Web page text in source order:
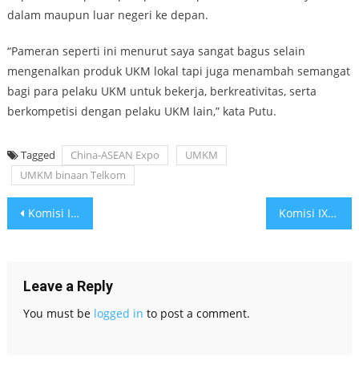
dalam maupun luar negeri ke depan.
“Pameran seperti ini menurut saya sangat bagus selain
mengenalkan produk UKM lokal tapi juga menambah semangat
bagi para pelaku UKM untuk bekerja, berkreativitas, serta
berkompetisi dengan pelaku UKM lain,” kata Putu.
Tagged China-ASEAN Expo
UMKM
UMKM binaan Telkom
Post
Komisi III Menguji Kelayakan dan Kepatutan Calon Hakim Secara Profesional Komisi IX Sampaikan Komitmen Indonesia Akhiri TBC di 2030 di Forum PBB
Leave a Reply
You must be logged in to post a comment.